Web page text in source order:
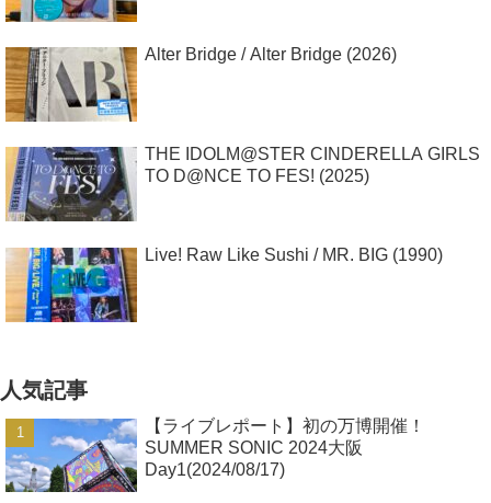
Alter Bridge / Alter Bridge (2026)
THE IDOLM@STER CINDERELLA GIRLS
TO D@NCE TO FES! (2025)
Live! Raw Like Sushi / MR. BIG (1990)
人気記事
【ライブレポート】初の万博開催！
SUMMER SONIC 2024大阪
Day1(2024/08/17)